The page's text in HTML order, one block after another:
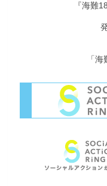
『海難
「